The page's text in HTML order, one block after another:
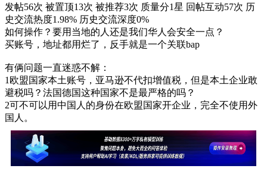
发帖56次 被置顶13次 被推荐3次 质量分1星 回帖互动57次 历
史交流热度1.98% 历史交流深度0%
如何操作？要用当地的人还是我们华人会安全一点？
买账号，地址都用烂了，反手就是一个关联bap
有俩问题一直迷惑不解：
1欧盟国家本土账号，亚马逊不代扣增值税，但是本土企业敢
避税吗？法国德国这种国家不是最严格的吗？
2可不可以用中国人的身份在欧盟国家开企业，完全不使用外
国人。